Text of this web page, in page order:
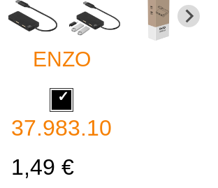
ENZO
37.983.10
1,49 €